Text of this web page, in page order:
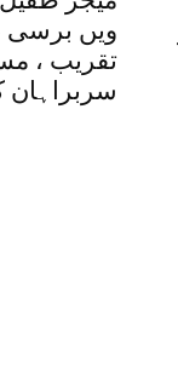
ویں برسی ،
تقریب ،
سربراہان